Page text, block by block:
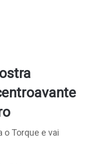
Torque e vai